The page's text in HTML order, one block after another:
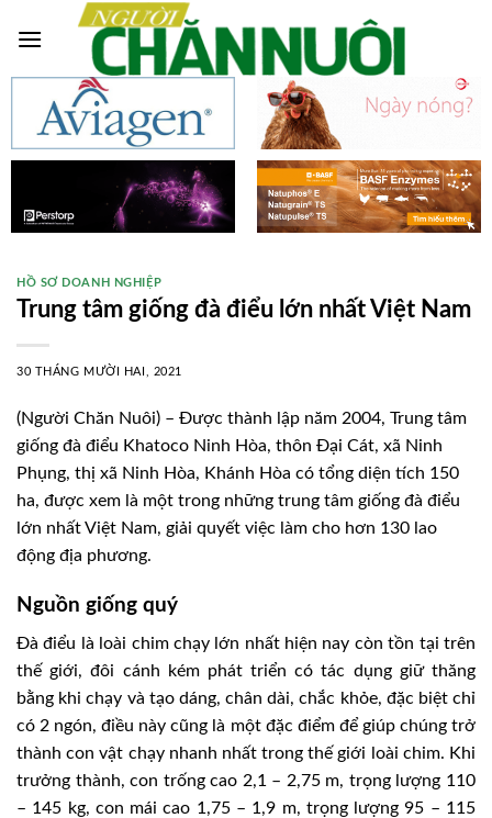
HỒ SƠ DOANH NGHIỆP
Trung tâm giống đà điểu lớn nhất Việt Nam
30 THÁNG MƯỜI HAI, 2021
(Người Chăn Nuôi) – Được thành lập năm 2004, Trung tâm
giống đà điểu Khatoco Ninh Hòa, thôn Đại Cát, xã Ninh
Phụng, thị xã Ninh Hòa, Khánh Hòa có tổng diện tích 150
ha, được xem là một trong những trung tâm giống đà điểu
lớn nhất Việt Nam, giải quyết việc làm cho hơn 130 lao
động địa phương.
Nguồn giống quý
Đà điểu là loài chim chạy lớn nhất hiện nay còn tồn tại trên
thế giới, đôi cánh kém phát triển có tác dụng giữ thăng
bằng khi chạy và tạo dáng, chân dài, chắc khỏe, đặc biệt chỉ
có 2 ngón, điều này cũng là một đặc điểm để giúp chúng trở
thành con vật chạy nhanh nhất trong thế giới loài chim. Khi
trưởng thành, con trống cao 2,1 – 2,75 m, trọng lượng 110
– 145 kg, con mái cao 1,75 – 1,9 m, trọng lượng 95 – 115